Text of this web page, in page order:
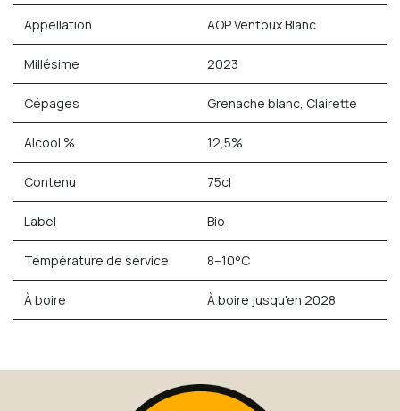
Appellation AOP Ventoux Blanc
Millésime 2023
Cépages Grenache blanc, Clairette
Alcool % 12,5%
Contenu 75cl
Label Bio
Température de service 8–10°C
À boire À boire jusqu'en 2028